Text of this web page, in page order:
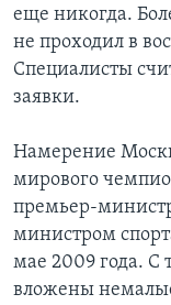
еще никогда.
не проходил в
Специалисты
заявки.
Намерение
мирового
премьер-
министром
мае 2009 года. С
вложены